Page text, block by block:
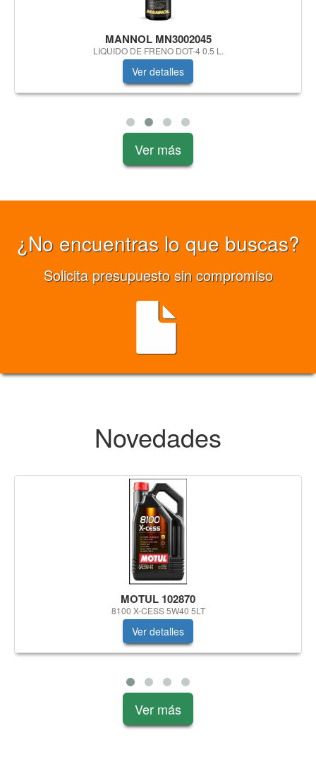
MANNOL MN3002045
LIQUIDO DE FRENO DOT-4 0.5 L.
Ver detalles
Ver más
¿No encuentras lo que buscas?
Solicita presupuesto sin compromiso
Novedades
MOTUL 102870
8100 X-CESS 5W40 5LT
Ver detalles
Ver más